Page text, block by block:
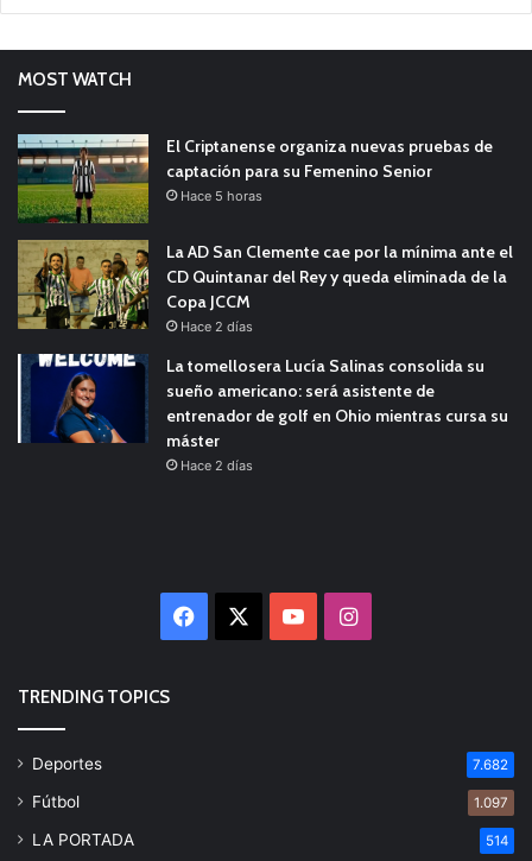
MOST WATCH
El Criptanense organiza nuevas pruebas de
captación para su Femenino Senior
Hace 5 horas
La AD San Clemente cae por la mínima ante el
CD Quintanar del Rey y queda eliminada de la
Copa JCCM
Hace 2 días
La tomellosera Lucía Salinas consolida su
sueño americano: será asistente de
entrenador de golf en Ohio mientras cursa su
máster
Hace 2 días
Facebook YouTubeInstagram
TRENDING TOPICS
Deportes 7.682
Fútbol 1.097
LA PORTADA 514